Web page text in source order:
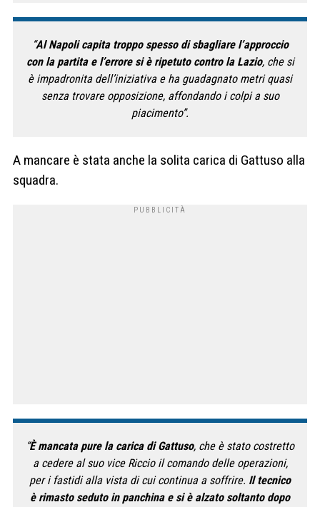
“Al Napoli capita troppo spesso di sbagliare l’approccio
con la partita e l’errore si è ripetuto contro la Lazio, che si
è impadronita dell’iniziativa e ha guadagnato metri quasi
senza trovare opposizione, affondando i colpi a suo
piacimento”.
A mancare è stata anche la solita carica di Gattuso alla
squadra.
“È mancata pure la carica di Gattuso, che è stato costretto
a cedere al suo vice Riccio il comando delle operazioni,
per i fastidi alla vista di cui continua a soffrire. Il tecnico
è rimasto seduto in panchina e si è alzato soltanto dopo